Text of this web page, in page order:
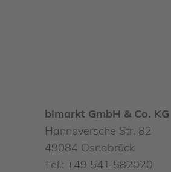
bimarkt GmbH & Co. KG
Hannoversche Str. 82
49084 Osnabrück
Tel.: +49 541 582020